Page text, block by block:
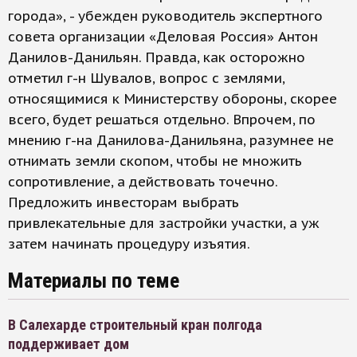
города», - убежден руководитель экспертного
совета организации «Деловая Россия» Антон
Данилов-Данильян. Правда, как осторожно
отметил г-н Шувалов, вопрос с землями,
относящимися к Министерству обороны, скорее
всего, будет решаться отдельно. Впрочем, по
мнению г-на Данилова-Данильяна, разумнее не
отнимать земли скопом, чтобы не множить
сопротивление, а действовать точечно.
Предложить инвесторам выбрать
привлекательные для застройки участки, а уж
затем начинать процедуру изъятия.
Материалы по теме
В Салехарде строительный кран полгода
поддерживает дом